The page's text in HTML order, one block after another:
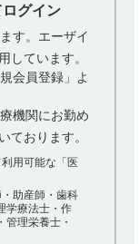
のお知らせ
の摂取について
用する場合の投
上のCYP3A阻害
中止した日から...
している方に、
になっています
かがですか。
グイン
す。エーザイ
しています。
会員登録」よ
機関にお勤め
ております。
用可能な「医
助産師・歯科
学療法士・作
理栄養士・